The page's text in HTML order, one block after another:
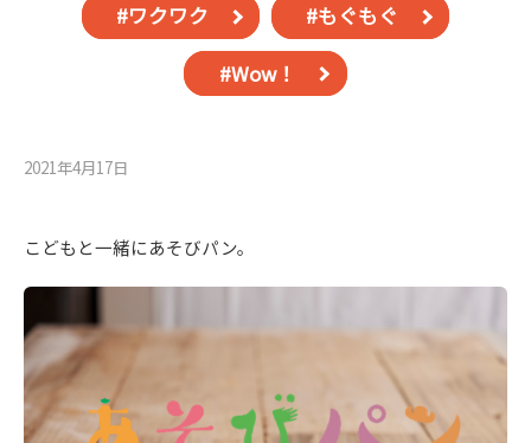
#ワクワク #もぐもぐ
#Wow！
2021年4月17⽇
こどもと一緒にあそびパン。